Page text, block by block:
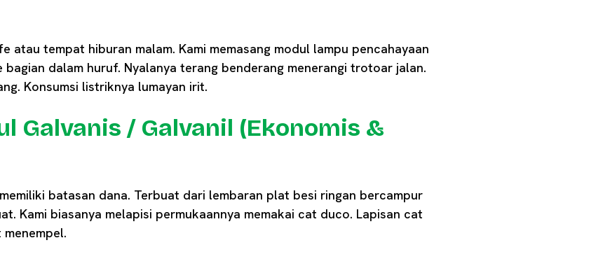
atau tempat hiburan malam. Kami memasang modul lampu pencahayaan
bagian dalam huruf. Nyalanya terang benderang menerangi trotoar jalan.
Konsumsi listriknya lumayan irit.
Galvanis / Galvanil (Ekonomis &
batasan dana. Terbuat dari lembaran plat besi ringan bercampur
Kami biasanya melapisi permukaannya memakai cat duco. Lapisan cat